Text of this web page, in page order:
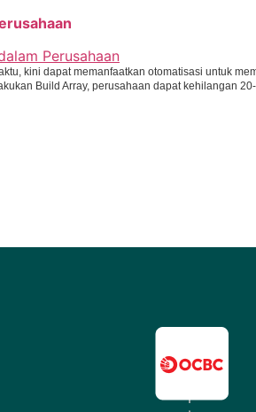
kini dapat memanfaatkan otomatisasi untuk
Build Array, perusahaan dapat kehilangan